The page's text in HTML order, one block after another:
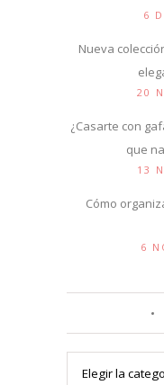
6
Nueva
20
¿Casarte con
que
13
Cómo
6